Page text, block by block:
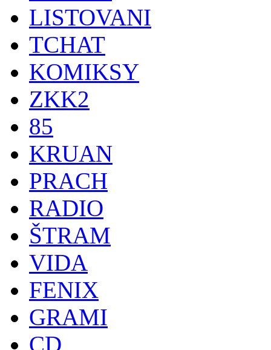
LISTOVANI
TCHAT
KOMIKSY
ZKK2
85
KRUAN
PRACH
RADIO
ŠTRAM
VIDA
FENIX
GRAMI
CD